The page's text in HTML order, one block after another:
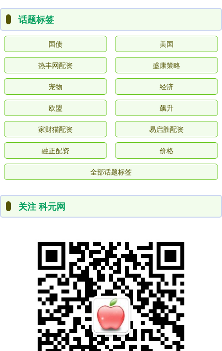
话题标签
国债 美国
热丰网配资 盛康策略
宠物 经济
欧盟 飙升
家财猫配资 易启胜配资
融正配资 价格
全部话题标签
关注 科元网